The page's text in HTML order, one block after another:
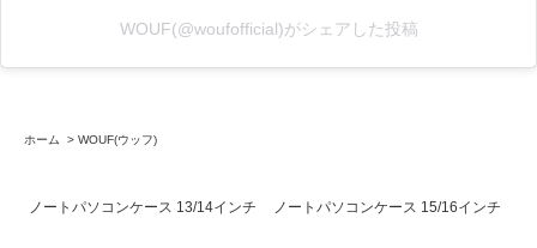
WOUF(@woufofficial)がシェアした投稿
ホーム > WOUF(ウッフ)
ノートパソコンケース 13/14インチ ノートパソコンケース 15/16インチ